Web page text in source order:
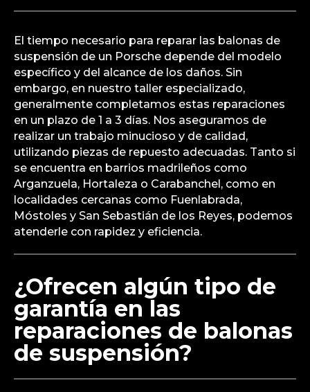
El tiempo necesario para reparar las balonas de
suspensión de un Porsche depende del modelo
específico y del alcance de los daños. Sin
embargo, en nuestro taller especializado,
generalmente completamos estas reparaciones
en un plazo de 1 a 3 días. Nos aseguramos de
realizar un trabajo minucioso y de calidad,
utilizando piezas de repuesto adecuadas. Tanto si
se encuentra en barrios madrileños como
Arganzuela, Hortaleza o Carabanchel, como en
localidades cercanas como Fuenlabrada,
Móstoles y San Sebastián de los Reyes, podemos
atenderle con rapidez y eficiencia.
¿Ofrecen algún tipo de
garantía en las
reparaciones de balonas
de suspensión?